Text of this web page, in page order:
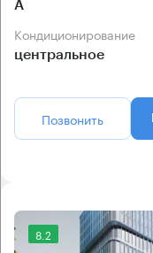
А
Кондиционирование
центральное
Позвонить
8.2